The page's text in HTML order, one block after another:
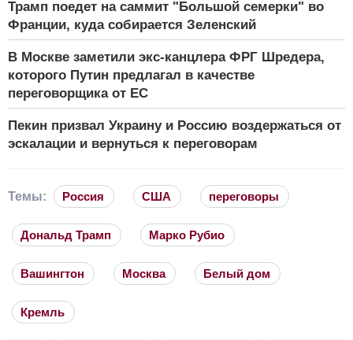
Трамп поедет на саммит "Большой семерки" во
Франции, куда собирается Зеленский
В Москве заметили экс-канцлера ФРГ Шредера,
которого Путин предлагал в качестве
переговорщика от ЕС
Пекин призвал Украину и Россию воздержаться от
эскалации и вернуться к переговорам
Темы: Россия США переговоры
Дональд Трамп Марко Рубио
Вашингтон Москва Белый дом
Кремль